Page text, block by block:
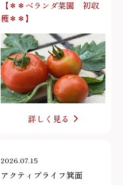
【＊＊ベランダ菜園 初収
穫＊＊】
詳しく見る
2026.07.15
アクティブライフ箕面